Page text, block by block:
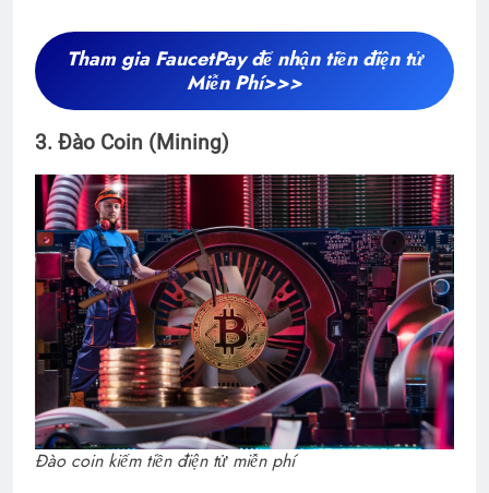
Tham gia FaucetPay để nhận tiền điện tử
Miễn Phí>>>
3. Đào Coin (Mining)
Đào coin kiếm tiền điện tử miễn phí